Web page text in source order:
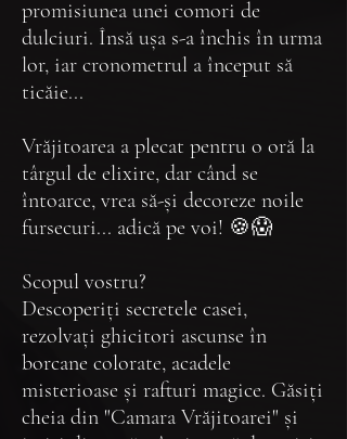
promisiunea unei comori de
dulciuri. Însă ușa s-a închis în urma
lor, iar cronometrul a început să
ticăie...
Vrăjitoarea a plecat pentru o oră la
târgul de elixire, dar când se
întoarce, vrea să-și decoreze noile
fursecuri... adică pe voi! 🍪😱
Scopul vostru?
Descoperiți secretele casei,
rezolvați ghicitori ascunse în
borcane colorate, acadele
misterioase și rafturi magice. Găsiți
cheia din "Camara Vrăjitoarei" și